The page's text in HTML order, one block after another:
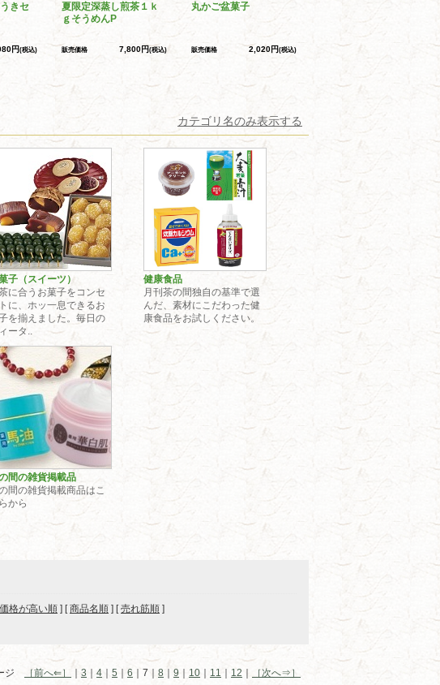
きセ
円(税込)
夏限定深蒸し煎茶１ｋ
ｇそうめんP
販売価格 7,800円(税込)
丸かご盆菓子
販売価格 2,020円(税込)
カテゴリ名のみ表示する
子（スイーツ）
に合うお菓子をコンセ
に、ホッ一息できるお
を揃えました。毎日の
ータ..
健康食品
月刊茶の間独自の基準で選
んだ、素材にこだわった健
康食品をお試しください。
間の雑貨掲載品
間の雑貨掲載商品はこ
から
価格が高い順 ] [商品名順 ] [売れ筋順 ]
ジ ［前へ⇐］ 3 4 5 6 ｜7｜ 8 9 10 11 12 ［次へ⇒］